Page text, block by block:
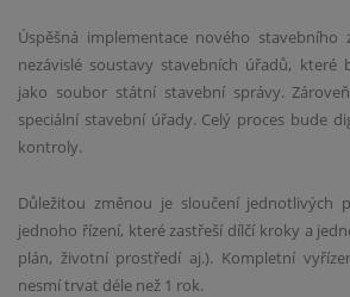
Úspěšná implementace nového stavebního
nezávislé soustavy stavebních úřadů, které
jako soubor státní stavební správy.
speciální stavební úřady. Celý proces bude
kontroly.
Důležitou změnou je sloučení jednotlivých
jednoho řízení, které zastřeší dílčí kroky a
plán, životní prostředí aj.). Kompletní
nesmí trvat déle než 1 rok.